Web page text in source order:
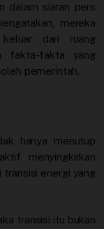
dalam siaran pers
mereka
dari ruang
fakta-fakta yang
pemerintah.
hanya menutup
menyingkirkan
transisi energi yang
transisi itu bukan